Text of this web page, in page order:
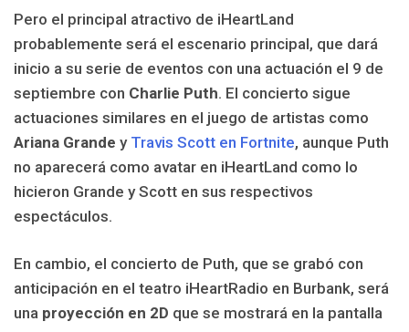
Pero el principal atractivo de iHeartLand
probablemente será el escenario principal, que dará
inicio a su serie de eventos con una actuación el 9 de
septiembre con Charlie Puth. El concierto sigue
actuaciones similares en el juego de artistas como
Ariana Grande y Travis Scott en Fortnite, aunque Puth
no aparecerá como avatar en iHeartLand como lo
hicieron Grande y Scott en sus respectivos
espectáculos.
En cambio, el concierto de Puth, que se grabó con
anticipación en el teatro iHeartRadio en Burbank, será
una proyección en 2D que se mostrará en la pantalla